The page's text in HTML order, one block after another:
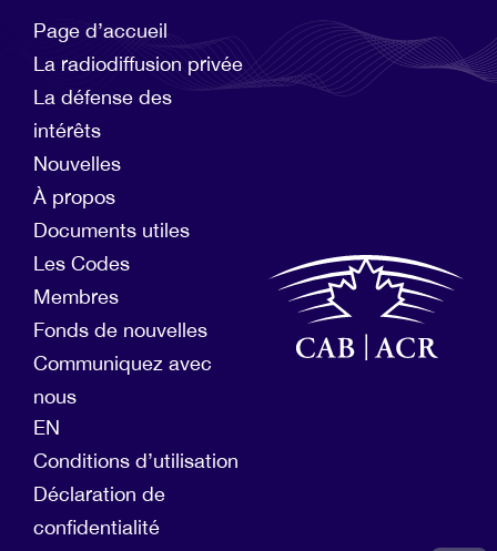
Page d’accueil
La radiodiffusion privée
La défense des
intérêts
Nouvelles
À propos
Documents utiles
Les Codes
Membres
Fonds de nouvelles
Communiquez avec
nous
EN
Conditions d’utilisation
Déclaration de
confidentialité